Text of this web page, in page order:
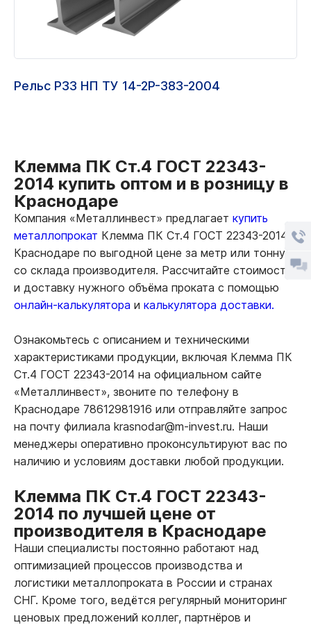
Рельс Р33 НП ТУ 14-2Р-383-2004
Клемма ПК Ст.4 ГОСТ 22343-
2014 купить оптом и в розницу в
Краснодаре
Компания «Металлинвест» предлагает купить
металлопрокат Клемма ПК Ст.4 ГОСТ 22343-2014 в
Краснодаре по выгодной цене за метр или тонну
со склада производителя. Рассчитайте стоимость
и доставку нужного объёма проката с помощью
онлайн-калькулятора и калькулятора доставки.
Ознакомьтесь с описанием и техническими
характеристиками продукции, включая Клемма ПК
Ст.4 ГОСТ 22343-2014 на официальном сайте
«Металлинвест», звоните по телефону в
Краснодаре 78612981916 или отправляйте запрос
на почту филиала krasnodar@m-invest.ru. Наши
менеджеры оперативно проконсультируют вас по
наличию и условиям доставки любой продукции.
Клемма ПК Ст.4 ГОСТ 22343-
2014 по лучшей цене от
производителя в Краснодаре
Наши специалисты постоянно работают над
оптимизацией процессов производства и
логистики металлопроката в России и странах
СНГ. Кроме того, ведётся регулярный мониторинг
ценовых предложений коллег, партнёров и